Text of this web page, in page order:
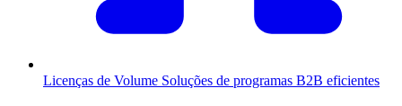
Licenças de Volume Soluções de programas B2B eficientes